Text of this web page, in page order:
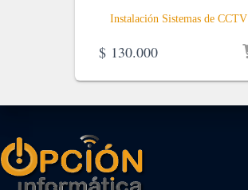
Instalación Sistemas de CCTV
$ 130.000